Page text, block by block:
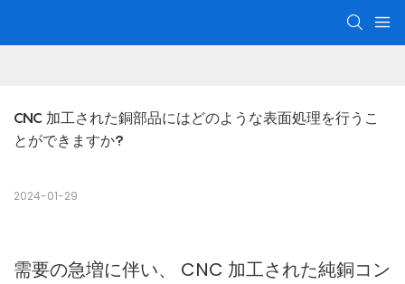
CNC 加工された銅部品にはどのような表面処理を行うこ
とができますか?
2024-01-29
需要の急増に伴い、 CNC 加工された純銅コン